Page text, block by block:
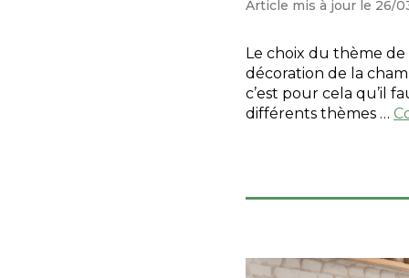
Article mis à jour le 26/
Le choix du thème de
décoration de la
c’est pour cela qu’il
différents thèmes …